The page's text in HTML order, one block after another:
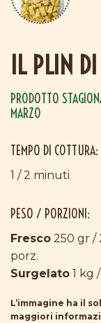
IL PLIN DI
PRODOTTO
MARZO
TEMPO DI COTTURA:
1 / 2 minuti
PESO / PORZIONI:
Fresco 250 gr /
porz.
Surgelato 1 kg
L’immagine ha il
maggiori